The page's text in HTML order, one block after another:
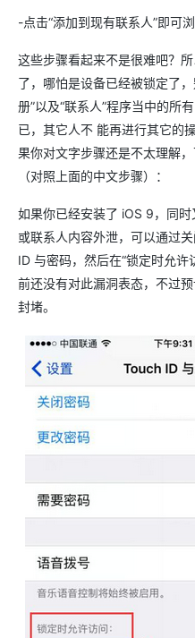
-点击“添加到现有联系人”即可
这些步骤看起来不是很难吧？
了，哪怕是设备已经被锁定了
册”以及“联系人”程序当中的所
已，其它人不 能再进行其它的
果你对文字步骤还是不太理解
（对照上面的中文步骤）：
如果你已经安装了 iOS 9，同
或联系人内容外泄，可以通过
ID 与密码，然后在“锁定时允许
前还没有对此漏洞表态，不过
封堵。